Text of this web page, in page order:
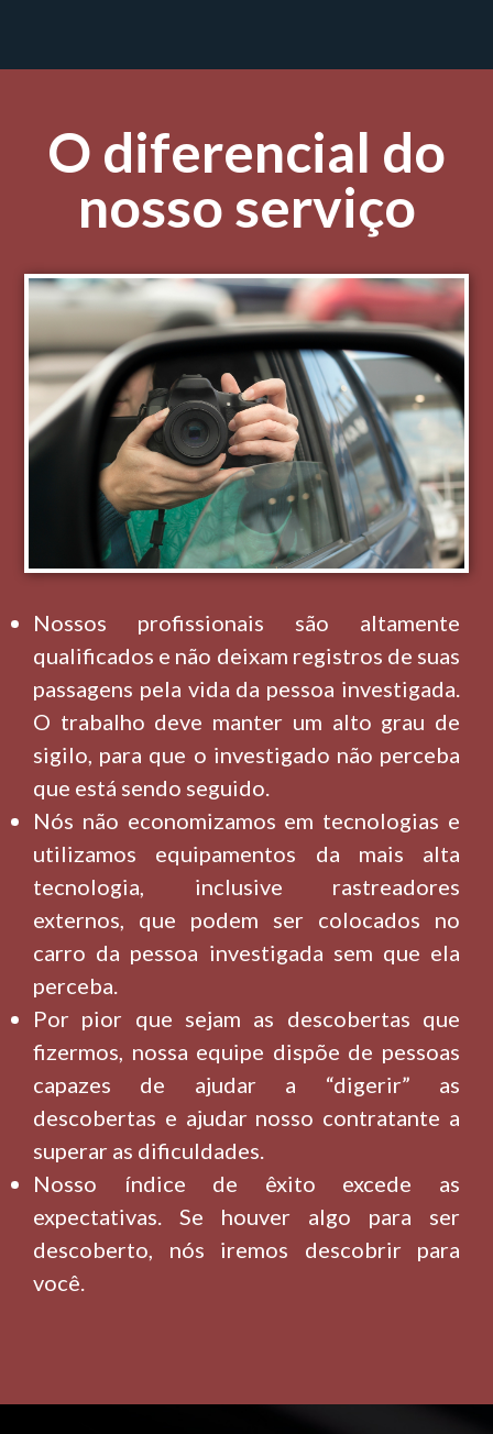
O diferencial do
nosso serviço
Nossos profissionais são altamente
qualificados e não deixam registros de suas
passagens pela vida da pessoa investigada.
O trabalho deve manter um alto grau de
sigilo, para que o investigado não perceba
que está sendo seguido.
Nós não economizamos em tecnologias e
utilizamos equipamentos da mais alta
tecnologia, inclusive rastreadores
externos, que podem ser colocados no
carro da pessoa investigada sem que ela
perceba.
Por pior que sejam as descobertas que
fizermos, nossa equipe dispõe de pessoas
capazes de ajudar a “digerir” as
descobertas e ajudar nosso contratante a
superar as dificuldades.
Nosso índice de êxito excede as
expectativas. Se houver algo para ser
descoberto, nós iremos descobrir para
você.